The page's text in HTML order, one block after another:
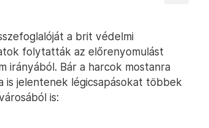
a brit védelmi
folytatták az előrenyomulást
irányából. Bár a harcok mostanra
jelentenek légicsapásokat többek
is: